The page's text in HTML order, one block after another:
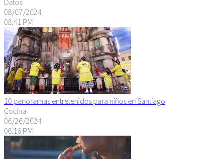
08/07/2024
08:41 PM
10 panoramas entretenidos para niños en Santiago
Cocina
06/26/2024
06:16 PM